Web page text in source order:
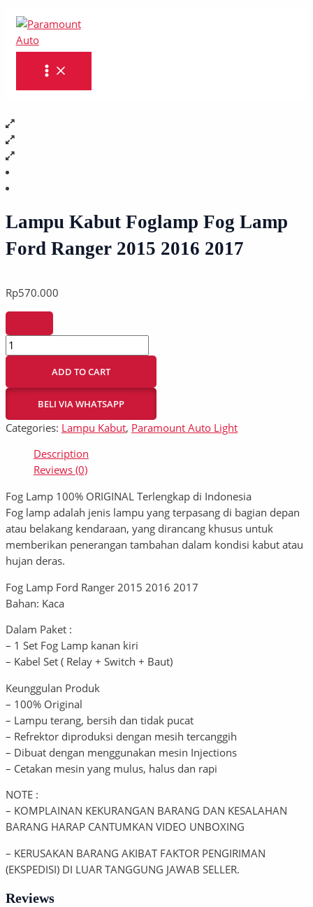
content
Lampu Kabut Foglamp Fog Lamp
Ford Ranger 2015 2016 2017
Rp570.000
Kabut
Foglamp
Fog
Ford
2015
2016
2017
quantity
ADD TO CART
BELI VIA WHATSAPP
Categories: Lampu Kabut, Paramount Auto Light
Description
Reviews (0)
Fog Lamp 100% ORIGINAL Terlengkap di Indonesia
Fog lamp adalah jenis lampu yang terpasang di bagian depan
atau belakang kendaraan, yang dirancang khusus untuk
memberikan penerangan tambahan dalam kondisi kabut atau
hujan deras.
Fog Lamp Ford Ranger 2015 2016 2017
Bahan: Kaca
Dalam Paket :
– 1 Set Fog Lamp kanan kiri
– Kabel Set ( Relay + Switch + Baut)
Keunggulan Produk
– 100% Original
– Lampu terang, bersih dan tidak pucat
– Refrektor diproduksi dengan mesih tercanggih
– Dibuat dengan menggunakan mesin Injections
– Cetakan mesin yang mulus, halus dan rapi
NOTE :
– KOMPLAINAN KEKURANGAN BARANG DAN KESALAHAN
BARANG HARAP CANTUMKAN VIDEO UNBOXING
– KERUSAKAN BARANG AKIBAT FAKTOR PENGIRIMAN
(EKSPEDISI) DI LUAR TANGGUNG JAWAB SELLER.
Reviews